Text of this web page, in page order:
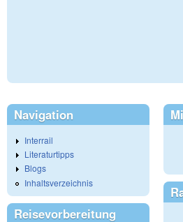
Navigation
Interrail
Literaturtipps
Blogs
Inhaltsverzeichnis
Reisevorbereitung